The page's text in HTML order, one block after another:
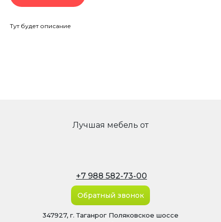
Тут будет описание
347927, г. Таганрог Поляковское шоссе
+7 988 582-73-00
Лучшая мебель от
Обратный звонок